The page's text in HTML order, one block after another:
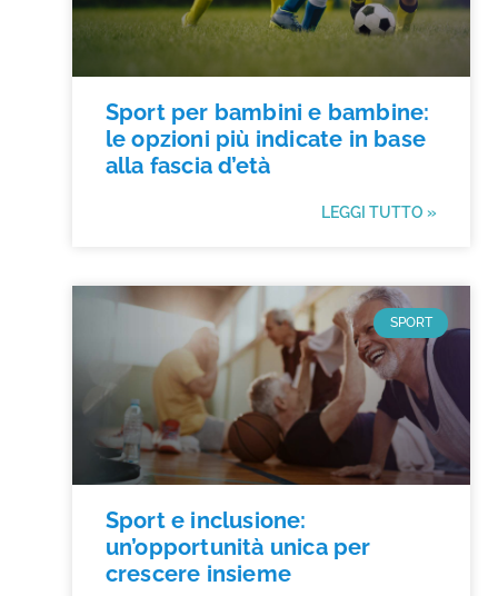
Sport per bambini e bambine:
le opzioni più indicate in base
alla fascia d’età
LEGGI TUTTO »
SPORT
Sport e inclusione:
un’opportunità unica per
crescere insieme